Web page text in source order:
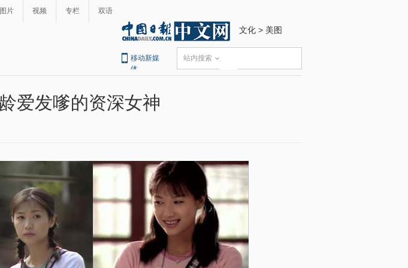
图片 视频 专栏 双语
文化 > 美图
移动新媒
体
站内搜索
爱发嗲的资深女神